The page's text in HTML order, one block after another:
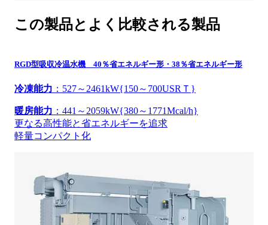
この製品とよく比較される製品
RGD型吸収冷温水機 40％省エネルギー形・38％省エネルギー形
冷凍能力 ：527～2461kW{150～700USRＴ}
暖房能力 ：441～2059kW{380～1771Mcal/h}
更なる高性能と省エネルギーを追求
軽量コンパクト化